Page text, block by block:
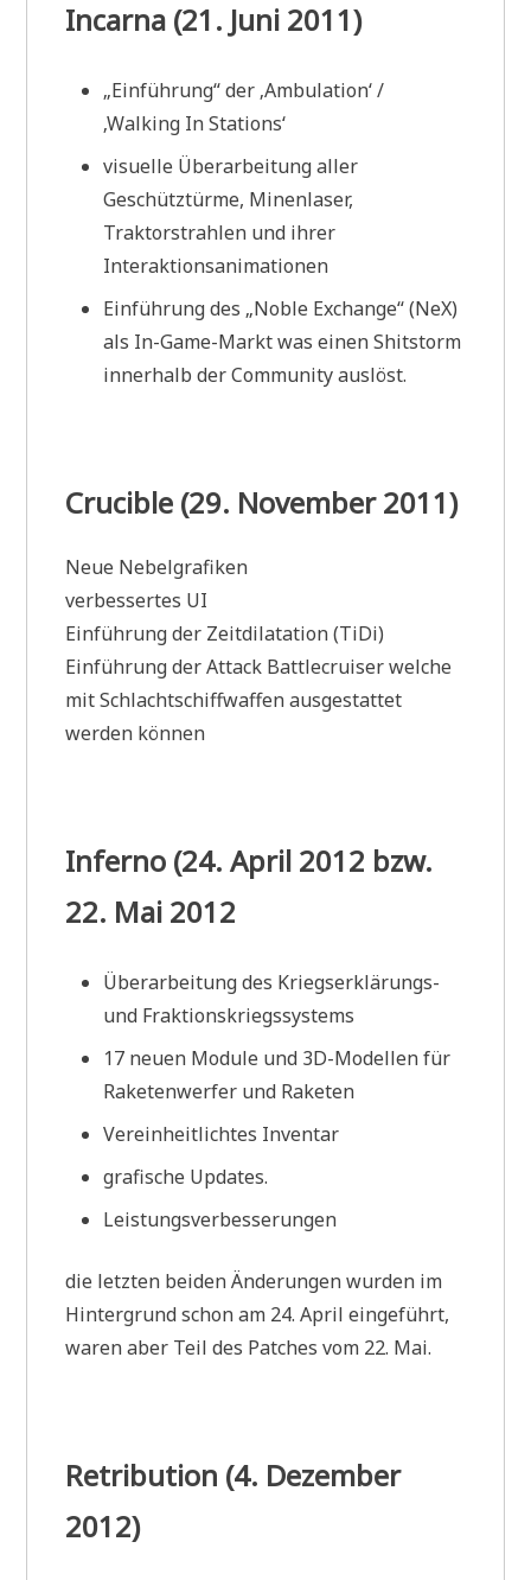
Incarna (21. Juni 2011)
„Einführung“ der ‚Ambulation‘ /
‚Walking In Stations‘
visuelle Überarbeitung aller
Geschütztürme, Minenlaser,
Traktorstrahlen und ihrer
Interaktionsanimationen
Einführung des „Noble Exchange“ (NeX)
als In-Game-Markt was einen Shitstorm
innerhalb der Community auslöst.
Crucible (29. November 2011)
Neue Nebelgrafiken
verbessertes UI
Einführung der Zeitdilatation (TiDi)
Einführung der Attack Battlecruiser welche
mit Schlachtschiffwaffen ausgestattet
werden können
Inferno (24. April 2012 bzw.
22. Mai 2012
Überarbeitung des Kriegserklärungs-
und Fraktionskriegssystems
17 neuen Module und 3D-Modellen für
Raketenwerfer und Raketen
Vereinheitlichtes Inventar
grafische Updates.
Leistungsverbesserungen
die letzten beiden Änderungen wurden im
Hintergrund schon am 24. April eingeführt,
waren aber Teil des Patches vom 22. Mai.
Retribution (4. Dezember
2012)